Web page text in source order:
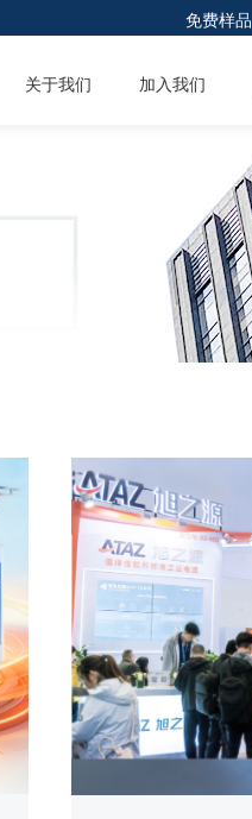
免费样品
关于我们 加入我们